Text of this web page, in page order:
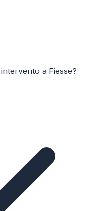
a Fiesse?